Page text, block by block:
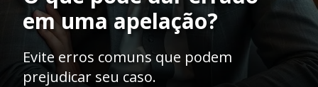
em uma apelação?
Evite erros comuns que podem
prejudicar seu caso.